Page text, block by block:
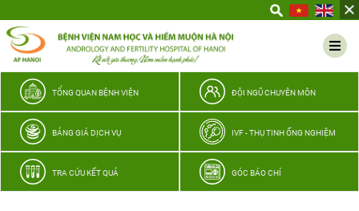
thương
TỔNG QUAN BỆNH VIỆN ĐỘI NGŨ CHUYÊN MÔN
BẢNG GIÁ DỊCH VỤ IVF - THỤ TINH ỐNG NGHIỆM
TRA CỨU KẾT QUẢ GÓC BÁO CHÍ